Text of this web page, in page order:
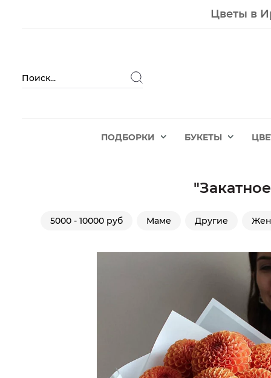
Цветы в
ПОДБОРКИ БУКЕТЫ
5000 - 10000 руб Маме Другие